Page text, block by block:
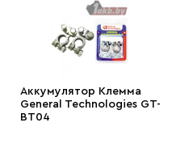
Аккумулятор Клемма
General Technologies GT-
BT04